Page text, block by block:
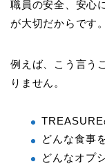
職員の安全、安心
が大切だからです。
例えば、こう言う
りません。
どんな食事
どんなオプ